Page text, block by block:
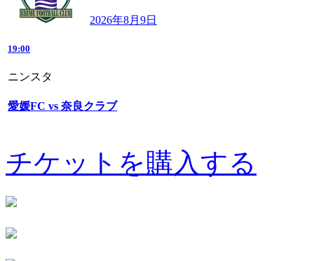
2026年8月9日
19:00
ニンスタ
愛媛FC vs 奈良クラブ
チケットを購入する